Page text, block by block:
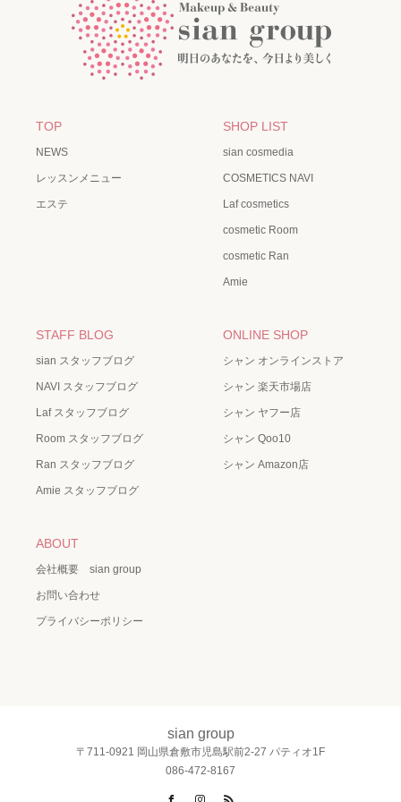
TOP
NEWS
レッスンメニュー
エステ
SHOP LIST
sian cosmedia
COSMETICS NAVI
Laf cosmetics
cosmetic Room
cosmetic Ran
Amie
STAFF BLOG
sian スタッフブログ
NAVI スタッフブログ
Laf スタッフブログ
Room スタッフブログ
Ran スタッフブログ
Amie スタッフブログ
ONLINE SHOP
シャン オンラインストア
シャン 楽天市場店
シャン ヤフー店
シャン Qoo10
シャン Amazon店
ABOUT
会社概要 sian group
お問い合わせ
プライバシーポリシー
sian group
〒711-0921 岡山県倉敷市児島駅前2-27 パティオ1F
086-472-8167
FacebookInstagram